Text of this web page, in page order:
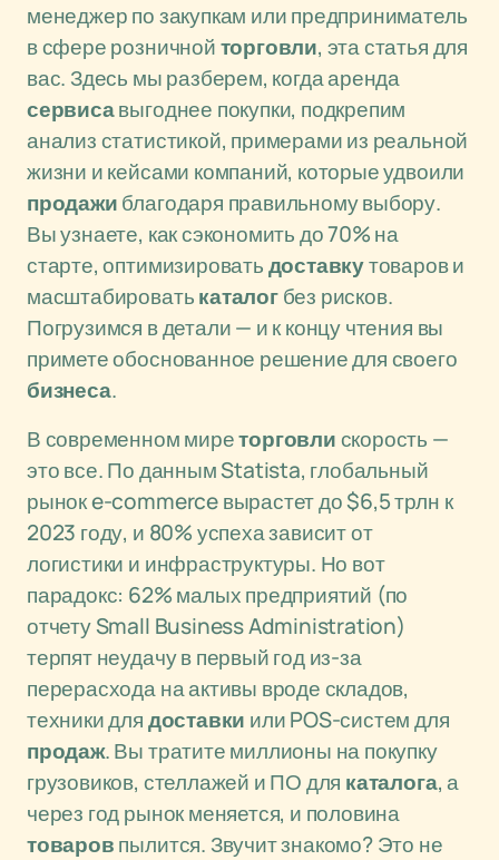
менеджер по закупкам или предприниматель
в сфере розничнойторговли, эта статья для
вас. Здесь мы разберем, когда аренда
сервисавыгоднее покупки, подкрепим
анализ статистикой, примерами из реальной
жизни и кейсами компаний, которые удвоили
продажиблагодаря правильному выбору.
Вы узнаете, как сэкономить до 70% на
старте, оптимизироватьдоставкутоваров и
масштабироватькаталогбез рисков.
Погрузимся в детали — и к концу чтения вы
примете обоснованное решение для своего
бизнеса.
В современном миреторговлискорость —
это все. По данным Statista, глобальный
рынок e-commerce вырастет до $6,5 трлн к
2023 году, и 80% успеха зависит от
логистики и инфраструктуры. Но вот
парадокс: 62% малых предприятий (по
отчету Small Business Administration)
терпят неудачу в первый год из-за
перерасхода на активы вроде складов,
техники длядоставки или POS-систем для
продаж. Вы тратите миллионы на покупку
грузовиков, стеллажей и ПО для каталога, а
через год рынок меняется, и половина
товаровпылится. Звучит знакомо? Это не